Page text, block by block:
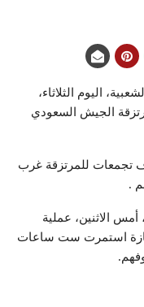
اليوم الثلاثاء،
تجمعات لمرتزقة الجيش السعودي
تجمعات للمرتزقة غرب
.
الاثنين، عملية
استمرت ست ساعات